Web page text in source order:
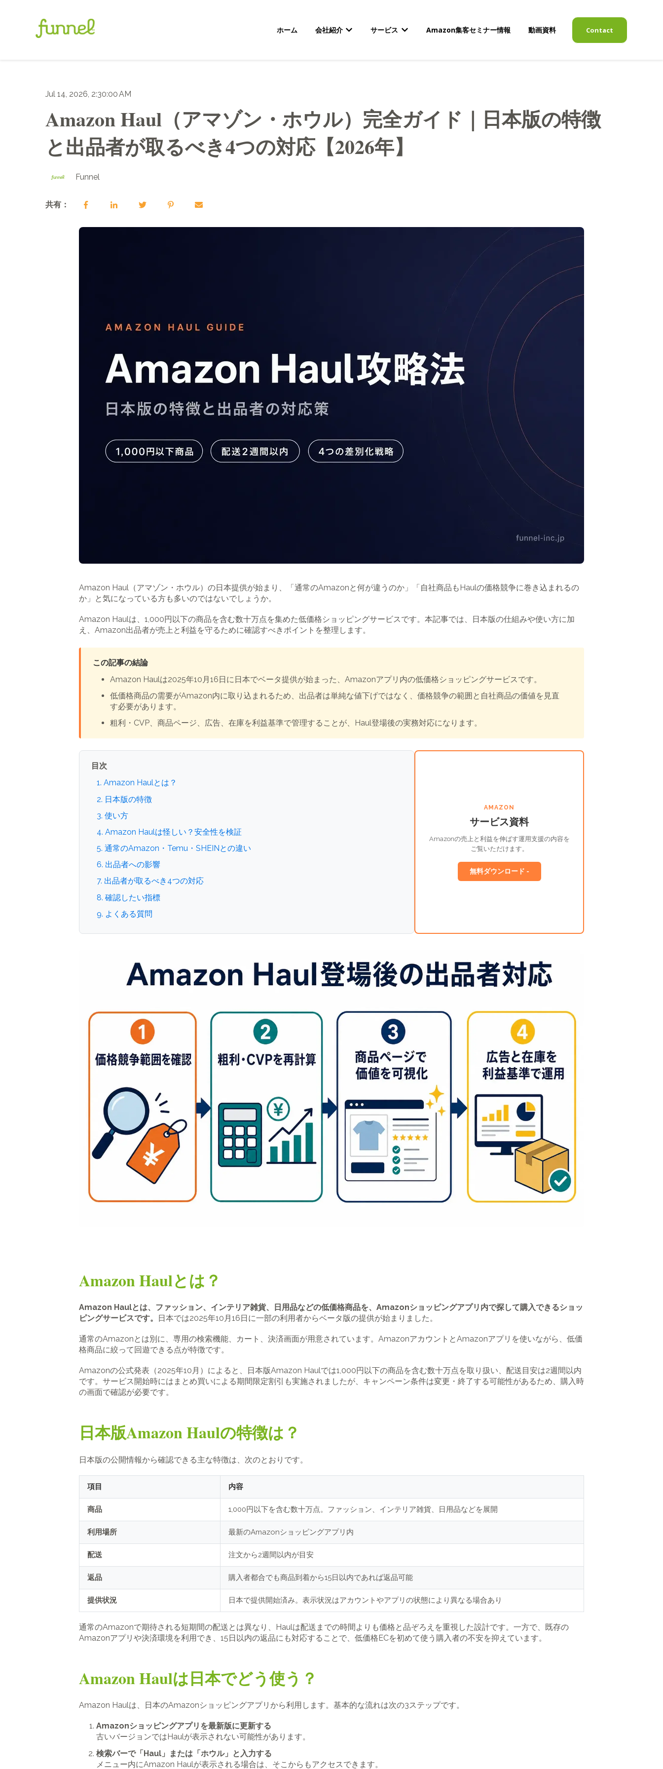
ホーム 会社紹介
会社紹介のサブメニューを表示
サービス
サービスのサブメニューを表示
Amazon集客セミナー情報 動画資料 Contact
Jul 14, 2026, 2:30:00 AM
Amazon Haul（アマゾン・ホウル）完全ガイド｜日本版の特徴
と出品者が取るべき4つの対応【2026年】
Funnel
共有：
Amazon Haul（アマゾン・ホウル）の日本提供が始まり、「通常のAmazonと何が違うのか」「自社商品もHaulの価格競争に巻き込まれるの
か」と気になっている方も多いのではないでしょうか。
Amazon Haulは、1,000円以下の商品を含む数十万点を集めた低価格ショッピングサービスです。本記事では、日本版の仕組みや使い方に加
え、Amazon出品者が売上と利益を守るために確認すべきポイントを整理します。
この記事の結論
Amazon Haulは2025年10月16日に日本でベータ提供が始まった、Amazonアプリ内の低価格ショッピングサービスです。
低価格商品の需要がAmazon内に取り込まれるため、出品者は単純な値下げではなく、価格競争の範囲と自社商品の価値を見直
す必要があります。
粗利・CVP、商品ページ、広告、在庫を利益基準で管理することが、Haul登場後の実務対応になります。
目次
1. Amazon Haulとは？
2. 日本版の特徴
3. 使い方
4. Amazon Haulは怪しい？安全性を検証
5. 通常のAmazon・Temu・SHEINとの違い
6. 出品者への影響
7. 出品者が取るべき4つの対応
8. 確認したい指標
9. よくある質問
AMAZON
サービス資料
Amazonの売上と利益を伸ばす運用支援の内容を
ご覧いただけます。
無料ダウンロード -
Amazon Haulとは？
Amazon Haulとは、ファッション、インテリア雑貨、日用品などの低価格商品を、Amazonショッピングアプリ内で探して購入できるショッ
ピングサービスです。
日本では2025年10月16日に一部の利用者からベータ版の提供が始まりました。
通常のAmazonとは別に、専用の検索機能、カート、決済画面が用意されています。AmazonアカウントとAmazonアプリを使いながら、低価
格商品に絞って回遊できる点が特徴です。
Amazonの公式発表（2025年10月）によると、日本版Amazon Haulでは1,000円以下の商品を含む数十万点を取り扱い、配送目安は2週間以内
です。サービス開始時にはまとめ買いによる期間限定割引も実施されましたが、キャンペーン条件は変更・終了する可能性があるため、購入時
の画面で確認が必要です。
日本版Amazon Haulの特徴は？
日本版の公開情報から確認できる主な特徴は、次のとおりです。
項目 内容
商品 1,000円以下を含む数十万点。ファッション、インテリア雑貨、日用品などを展開
利用場所 最新のAmazonショッピングアプリ内
配送 注文から2週間以内が目安
返品 購入者都合でも商品到着から15日以内であれば返品可能
提供状況 日本で提供開始済み。表示状況はアカウントやアプリの状態により異なる場合あり
通常のAmazonで期待される短期間の配送とは異なり、Haulは配送までの時間よりも価格と品ぞろえを重視した設計です。一方で、既存の
Amazonアプリや決済環境を利用でき、15日以内の返品にも対応することで、低価格ECを初めて使う購入者の不安を抑えています。
Amazon Haulは日本でどう使う？
Amazon Haulは、日本のAmazonショッピングアプリから利用します。基本的な流れは次の3ステップです。
Amazonショッピングアプリを最新版に更新する
古いバージョンではHaulが表示されない可能性があります。
検索バーで「Haul」または「ホウル」と入力する
メニュー内にAmazon Haulが表示される場合は、そこからもアクセスできます。